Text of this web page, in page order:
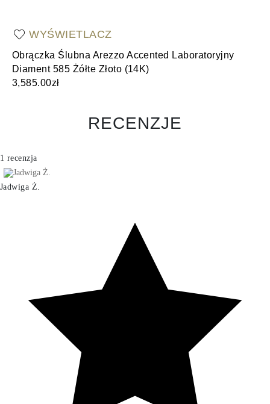
WYŚWIETLACZ
Obrączka Ślubna Arezzo Accented Laboratoryjny
Diament 585 Żółte Złoto (14K)
3,585.00zł
RECENZJE
1 recenzja
Jadwiga Ż.